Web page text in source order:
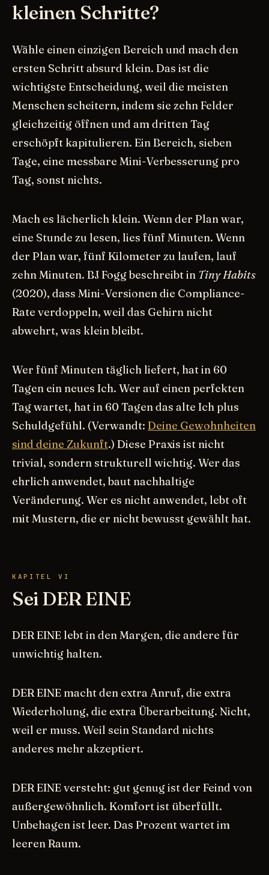
kleinen Schritte?
Wähle einen einzigen Bereich und mach den
ersten Schritt absurd klein. Das ist die
wichtigste Entscheidung, weil die meisten
Menschen scheitern, indem sie zehn Felder
gleichzeitig öffnen und am dritten Tag
erschöpft kapitulieren. Ein Bereich, sieben
Tage, eine messbare Mini-Verbesserung pro
Tag, sonst nichts.
Mach es lächerlich klein. Wenn der Plan war,
eine Stunde zu lesen, lies fünf Minuten. Wenn
der Plan war, fünf Kilometer zu laufen, lauf
zehn Minuten. BJ Fogg beschreibt in Tiny Habits
(2020), dass Mini-Versionen die Compliance-
Rate verdoppeln, weil das Gehirn nicht
abwehrt, was klein bleibt.
Wer fünf Minuten täglich liefert, hat in 60
Tagen ein neues Ich. Wer auf einen perfekten
Tag wartet, hat in 60 Tagen das alte Ich plus
Schuldgefühl. (Verwandt: Deine Gewohnheiten
sind deine Zukunft.) Diese Praxis ist nicht
trivial, sondern strukturell wichtig. Wer das
ehrlich anwendet, baut nachhaltige
Veränderung. Wer es nicht anwendet, lebt oft
mit Mustern, die er nicht bewusst gewählt hat.
KAPITEL VI
Sei DER EINE
DER EINE lebt in den Margen, die andere für
unwichtig halten.
DER EINE macht den extra Anruf, die extra
Wiederholung, die extra Überarbeitung. Nicht,
weil er muss. Weil sein Standard nichts
anderes mehr akzeptiert.
DER EINE versteht: gut genug ist der Feind von
außergewöhnlich. Komfort ist überfüllt.
Unbehagen ist leer. Das Prozent wartet im
leeren Raum.